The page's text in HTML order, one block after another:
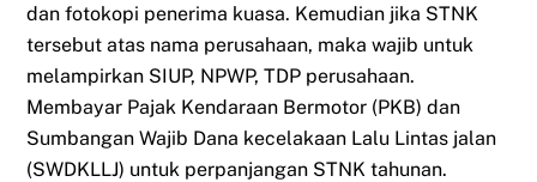
dan fotokopi penerima kuasa. Kemudian jika STNK
tersebut atas nama perusahaan, maka wajib untuk
melampirkan SIUP, NPWP, TDP perusahaan.
Membayar Pajak Kendaraan Bermotor (PKB) dan
Sumbangan Wajib Dana kecelakaan Lalu Lintas jalan
(SWDKLLJ) untuk perpanjangan STNK tahunan.